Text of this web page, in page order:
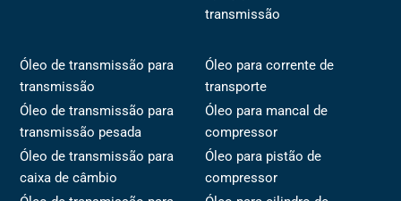
transmissão
Óleo de transmissão para
transmissão
Óleo de transmissão para
transmissão pesada
Óleo de transmissão para
caixa de câmbio
Óleo para corrente de
transporte
Óleo para mancal de
compressor
Óleo para pistão de
compressor